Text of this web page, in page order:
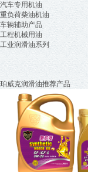
汽车专用机油
重负荷柴油机油
车辆辅助产品
工程机械用油
工业润滑油系列
珀威克润滑油推荐产品